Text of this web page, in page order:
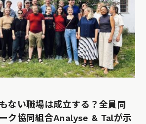
ない職場は成立する？全員同
ク協同組合Analyse & Talが示